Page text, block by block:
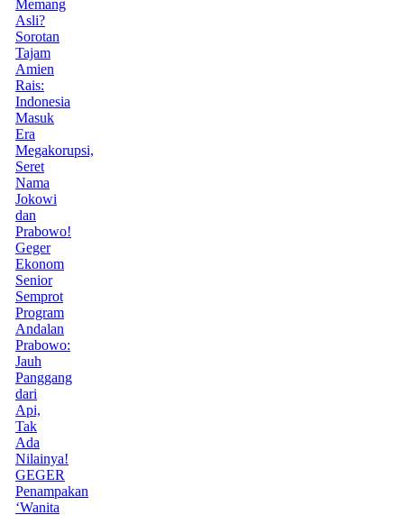
Memang
Asli?
Sorotan
Tajam
Amien
Rais:
Indonesia
Masuk
Era
Megakorupsi,
Seret
Nama
Jokowi
dan
Prabowo!
Geger
Ekonom
Senior
Semprot
Program
Andalan
Prabowo:
Jauh
Panggang
dari
Api,
Tak
Ada
Nilainya!
GEGER
Penampakan
‘Wanita